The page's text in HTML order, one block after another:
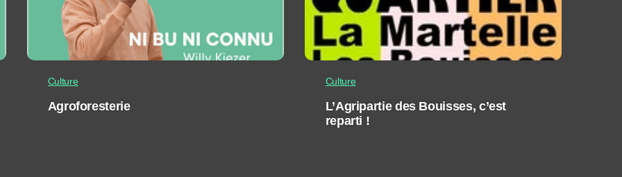
Culture
Agroforesterie
Culture
L’Agripartie des Bouisses, c’est
reparti !